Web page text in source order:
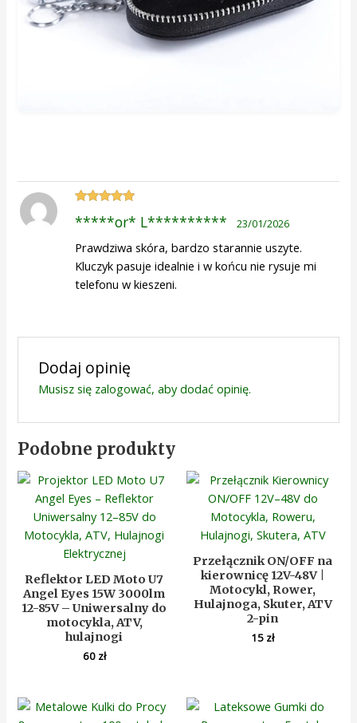
na 5
*****or* L********** 23/01/2026
Prawdziwa skóra, bardzo starannie uszyte.
Kluczyk pasuje idealnie i w końcu nie rysuje mi
telefonu w kieszeni.
Dodaj opinię
Musisz się zalogować, aby dodać opinię.
Podobne produkty
Reflektor LED Moto U7
Angel Eyes 15W 3000lm
12-85V – Uniwersalny do
motocykla, ATV,
hulajnogi
60 zł
Przełącznik ON/OFF na
kierownicę 12V-48V |
Motocykl, Rower,
Hulajnoga, Skuter, ATV
2-pin
15 zł